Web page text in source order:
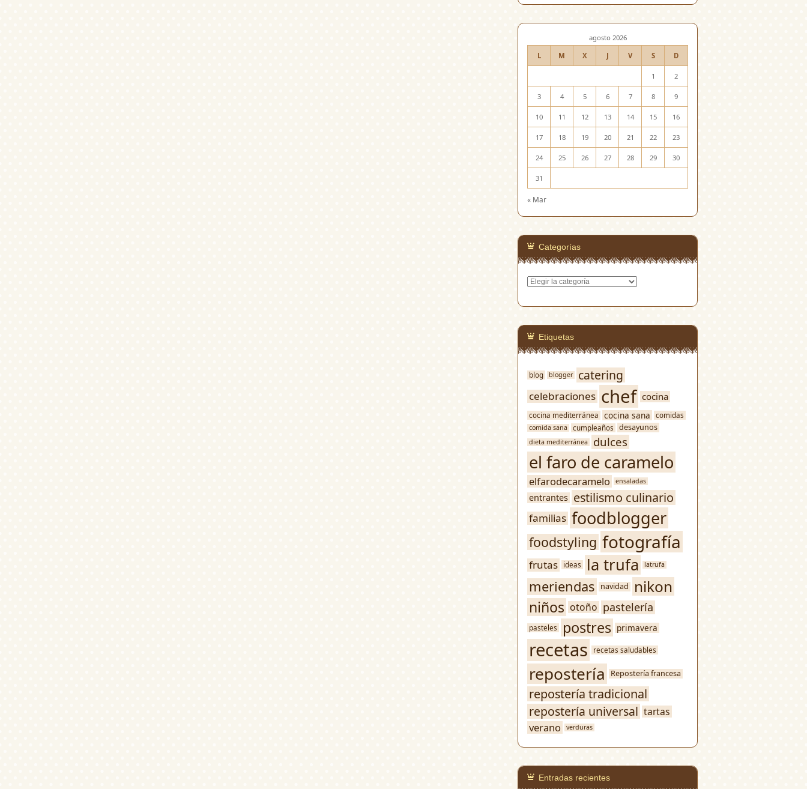
agosto 2026
L M X J V S D
1 2
3 4 5 6 7 8 9
10 11 12 13 14 15 16
17 18 19 20 21 22 23
24 25 26 27 28 29 30
31
« Mar
Categorías
Categorías
Etiquetas
blog blogger catering
celebraciones chef cocina
cocina mediterránea cocina sana comidas
comida sana cumpleaños desayunos
dieta mediterránea dulces
el faro de caramelo
elfarodecaramelo ensaladas
entrantes estilismo culinario
familias foodblogger
foodstyling fotografía
frutas ideas la trufa latrufa
meriendas navidad nikon
niños otoño pastelería
pasteles postres primavera
recetas recetas saludables
repostería Repostería francesa
repostería tradicional
repostería universal tartas
verano verduras
Entradas recientes